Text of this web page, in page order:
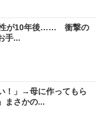
性が10年後…… 衝撃の
手...
！」→母に作ってもら
さかの...